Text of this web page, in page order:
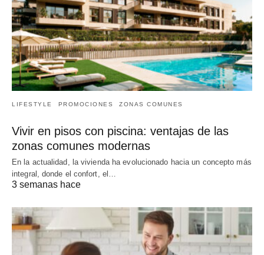
LIFESTYLE PROMOCIONES ZONAS COMUNES
Vivir en pisos con piscina: ventajas de las
zonas comunes modernas
En la actualidad, la vivienda ha evolucionado hacia un concepto más
integral, donde el confort, el…
3 semanas hace